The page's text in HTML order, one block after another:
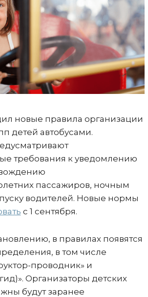
новые правила организации
детей автобусами.
требования к уведомлению
пассажиров, ночным
водителей. Новые нормы
с 1 сентября.
в правилах появятся
в том числе
проводник» и
Организаторы детских
будут заранее